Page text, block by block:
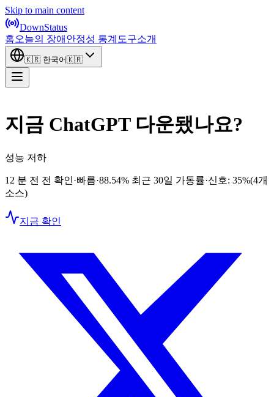
Skip to main content
DownStatus
홈오늘의 장애 안정성 통계 도구소개
🇰🇷 한국어🇰🇷
지금 ChatGPT 다운됐나요?
성능 저하
12 분 전 전 확인·빠름·88.54% 최근 30일 가동률·신호: 35%(4개
소스)
지금 확인